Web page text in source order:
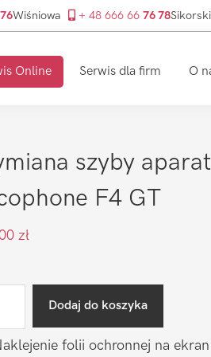
Wiśniowa + 48 666 66 76 78
Online Serwis dla firm O
szyby
F4 GT
zł
Dodaj do koszyka
folii ochronnej na ekran